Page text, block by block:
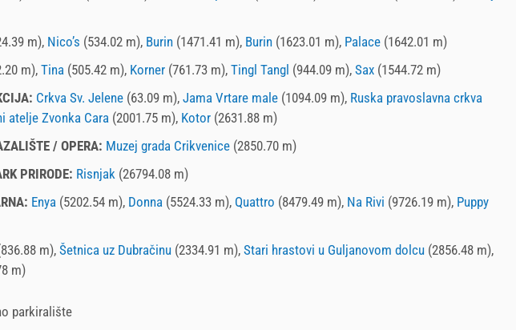
m), Nico’s (534.02 m), Burin (1471.41 m), Burin (1623.01 m), Palace (1642.01 m)
m), Tina (505.42 m), Korner (761.73 m), Tingl Tangl (944.09 m), Sax (1544.72 m)
Crkva Sv. Jelene (63.09 m), Jama Vrtare male (1094.09 m), Ruska pravoslavna crkva
atelje Zvonka Cara (2001.75 m), Kotor (2631.88 m)
/ OPERA: Muzej grada Crikvenice (2850.70 m)
PRIRODE: Risnjak (26794.08 m)
Enya (5202.54 m), Donna (5524.33 m), Quattro (8479.49 m), Na Rivi (9726.19 m), Puppy
m), Šetnica uz Dubračinu (2334.91 m), Stari hrastovi u Guljanovom dolcu (2856.48 m),
m)
parkiralište